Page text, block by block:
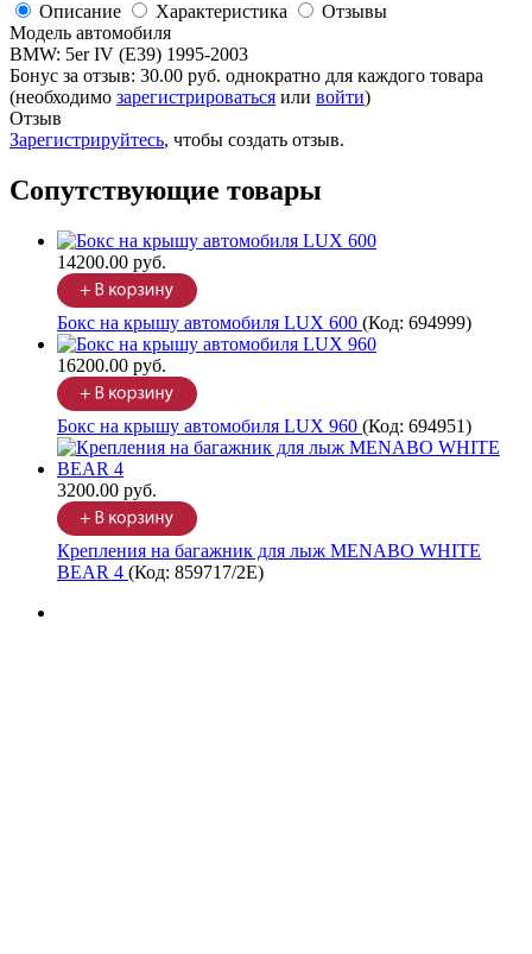
Описание Характеристика
Отзывы
Модель автомобиля
BMW: 5er IV (E39) 1995-2003
Бонус за отзыв: 30.00 руб. однократно для каждого товара
(необходимо зарегистрироваться или войти)
Отзыв
Зарегистрируйтесь, чтобы создать отзыв.
Сопутствующие товары
14200.00 руб.
Бокс на крышу автомобиля LUX 600 (Код: 694999)
16200.00 руб.
Бокс на крышу автомобиля LUX 960 (Код: 694951)
3200.00 руб.
Крепления на багажник для лыж MENABO WHITE
BEAR 4 (Код: 859717/2Е)